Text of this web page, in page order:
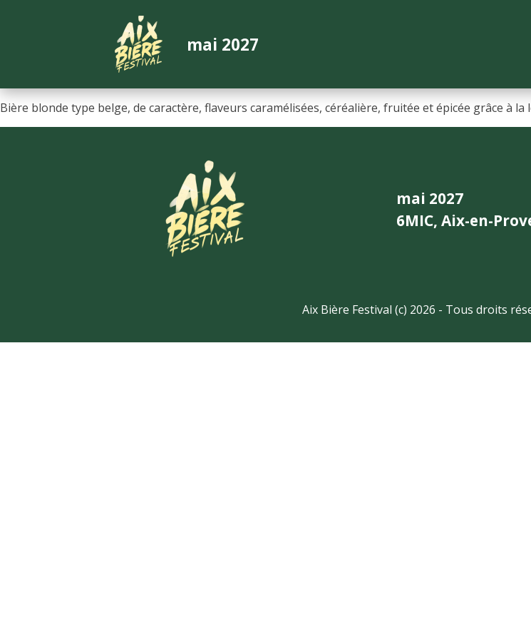
mai 2027
Bière blonde type belge, de caractère, flaveurs caramélisées, céréalière, fruitée et épicée grâce à la
mai 2027
6MIC, Aix-en-
Aix Bière Festival (c) 2026 - Tous droits